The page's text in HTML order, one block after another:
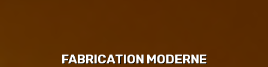
FABRICATION MODERNE